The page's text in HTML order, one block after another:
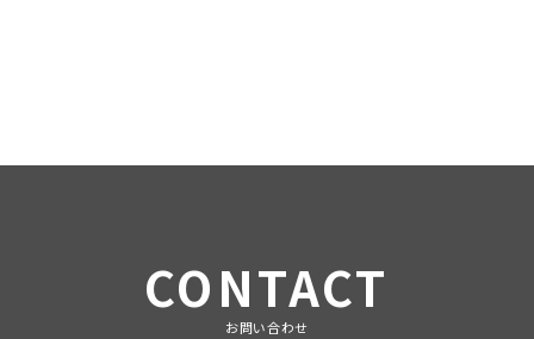
CONTACT
お問い合わせ